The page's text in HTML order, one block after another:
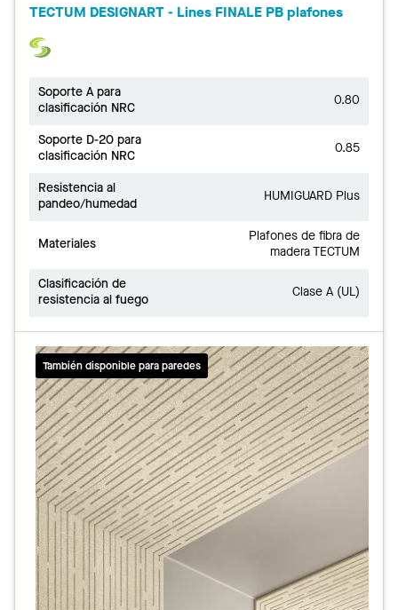
TECTUM DESIGNART - Lines FINALE PB plafones
Soporte A para
clasificación NRC
0.80
Soporte D-20 para
clasificación NRC
0.85
Resistencia al
pandeo/humedad
HUMIGUARD Plus
Materiales
Plafones de fibra de
madera TECTUM
Clasificación de
resistencia al fuego
Clase A (UL)
También disponible para paredes